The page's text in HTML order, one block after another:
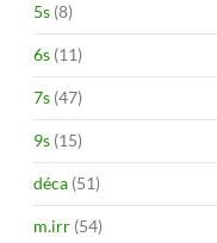
5s (8)
6s (11)
7s (47)
9s (15)
déca (51)
m.irr (54)